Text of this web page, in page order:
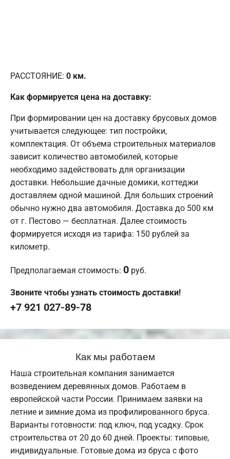
РАССТОЯНИЕ: 0 км.
Как формируется цена на доставку:
При формировании цен на доставку брусовых домов
учитывается следующее: тип постройки,
комплектация. От объема строительных материалов
зависит количество автомобилей, которые
необходимо задействовать для организации
доставки. Небольшие дачные домики, коттеджи
доставляем одной машиной. Для больших строений
обычно нужно два автомобиля. Доставка до 500 км
от г. Пестово — бесплатная. Далее стоимость
формируется исходя из тарифа: 150 рублей за
километр.
Предполагаемая стоимость: 0 руб.
Звоните чтобы узнать стоимость доставки!
+7 921 027-89-78
Как мы работаем
Наша строительная компания занимается
возведением деревянных домов. Работаем в
европейской части России. Принимаем заявки на
летние и зимние дома из профилированного бруса.
Варианты готовности: под ключ, под усадку. Срок
строительства от 20 до 60 дней. Проекты: типовые,
индивидуальные. Готовые дома из бруса с фото